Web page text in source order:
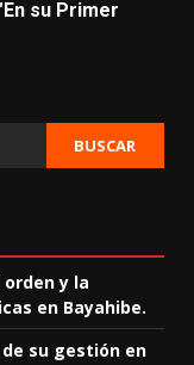
su Primer
BUSCAR
y la
en Bayahibe.
su gestión en